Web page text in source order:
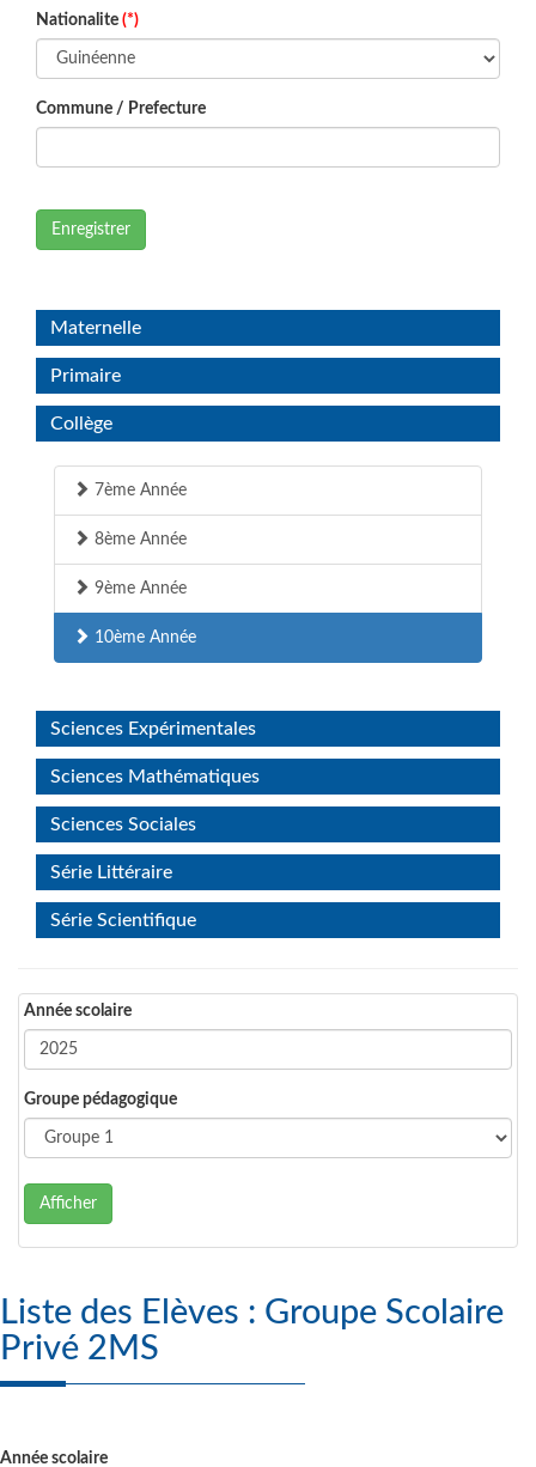
Nationalite (*)
Commune / Prefecture
Enregistrer
Maternelle
Primaire
Collège
7ème Année
8ème Année
9ème Année
10ème Année
Sciences Expérimentales
Sciences Mathématiques
Sciences Sociales
Série Littéraire
Série Scientifique
Année scolaire
Groupe pédagogique
Afficher
Liste des Elèves : Groupe Scolaire
Privé 2MS
Année scolaire